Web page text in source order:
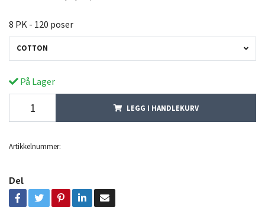
8 PK - 120 poser
COTTON
På Lager
LEGG I HANDLEKURV
Artikkelnummer:
Del